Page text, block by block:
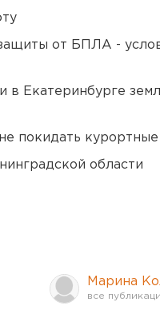
от БПЛА -
в Екатеринбурге
покидать
области
Марина